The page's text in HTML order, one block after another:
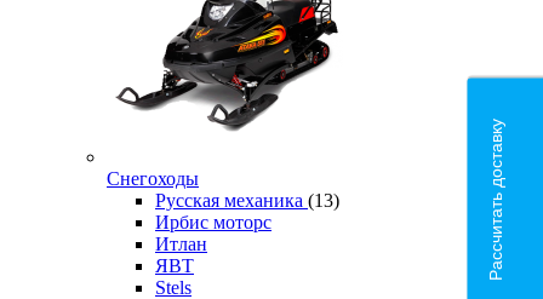
Снегоходы
Русская механика (13)
Ирбис моторс
Итлан
ЯВТ
Stels
Рассчитать доставку